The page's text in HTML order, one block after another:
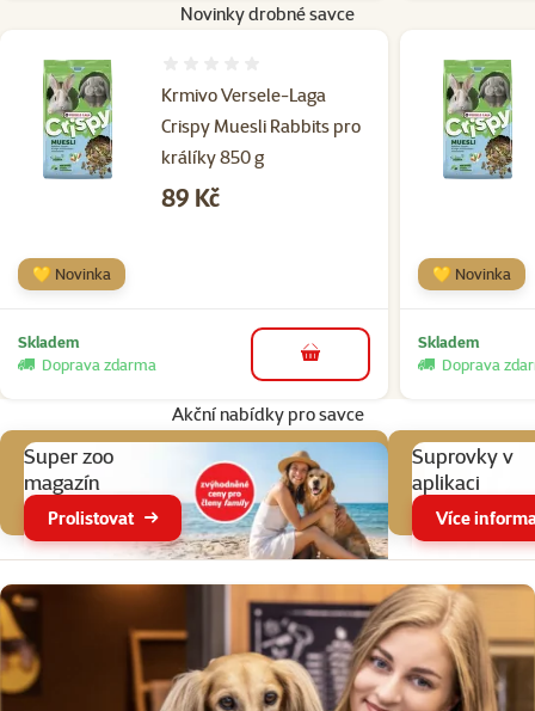
Novinky drobné savce
Krmivo Versele-Laga
Crispy Muesli Rabbits pro
králíky 850 g
Cena
89 Kč
💛 Novinka
Skladem
Doprava zdarma
do košíku
💛 Novinka
Skladem
Doprava
Akční nabídky pro savce
Super zoo
magazín
Prolistovat
Suprovky v
aplikaci
Více